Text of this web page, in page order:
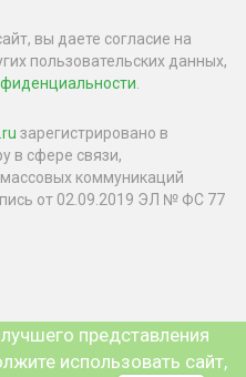
вы даете согласие на
пользовательских данных,
зарегистрировано в
в сфере связи,
коммуникаций
от 02.09.2019 ЭЛ № ФС 77
представления
использовать сайт,